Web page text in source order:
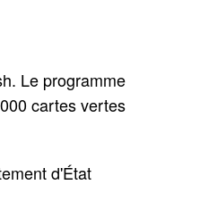
Le programme
cartes vertes
d'État